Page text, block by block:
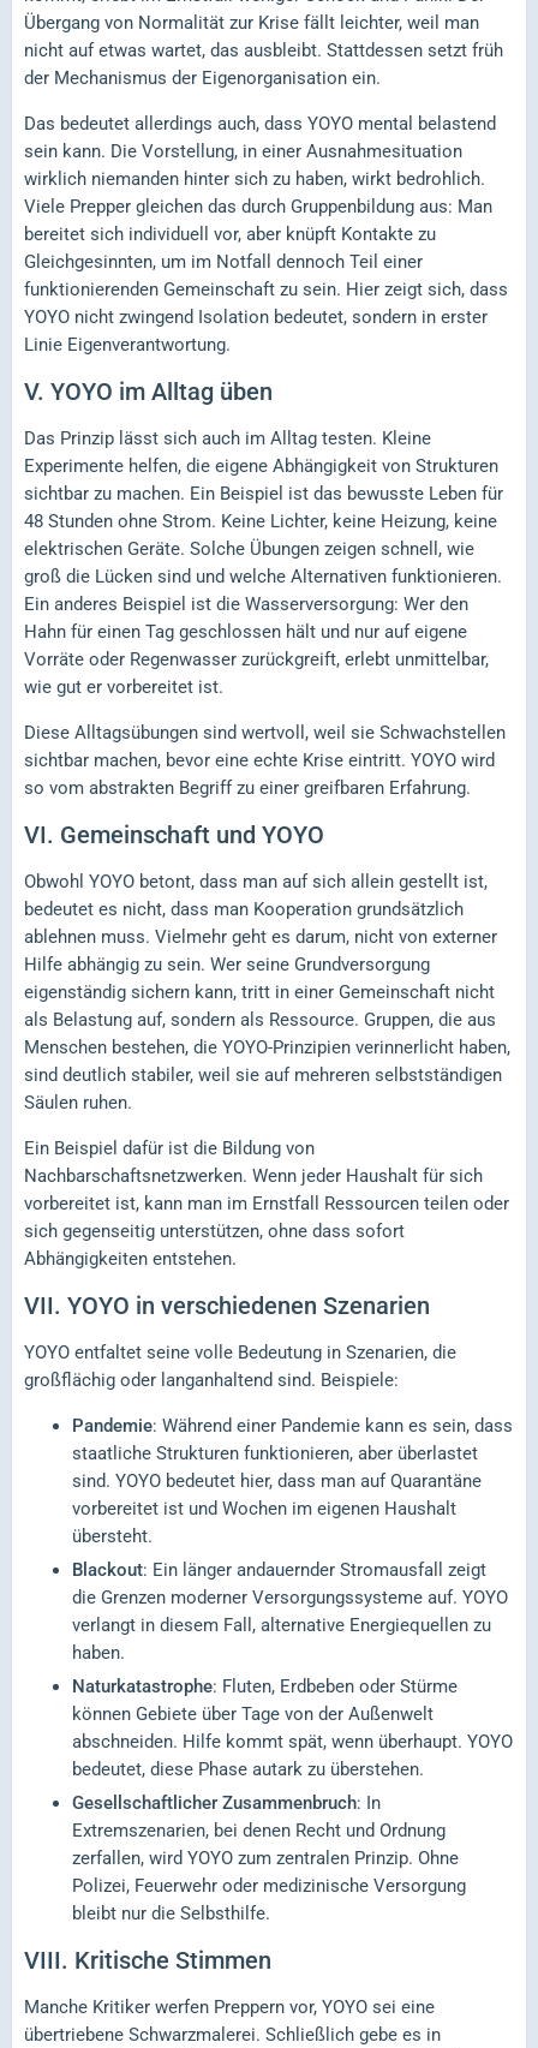
Übergang von Normalität zur Krise fällt leichter, weil man
nicht auf etwas wartet, das ausbleibt. Stattdessen setzt früh
der Mechanismus der Eigenorganisation ein.
Das bedeutet allerdings auch, dass YOYO mental belastend
sein kann. Die Vorstellung, in einer Ausnahmesituation
wirklich niemanden hinter sich zu haben, wirkt bedrohlich.
Viele Prepper gleichen das durch Gruppenbildung aus: Man
bereitet sich individuell vor, aber knüpft Kontakte zu
Gleichgesinnten, um im Notfall dennoch Teil einer
funktionierenden Gemeinschaft zu sein. Hier zeigt sich, dass
YOYO nicht zwingend Isolation bedeutet, sondern in erster
Linie Eigenverantwortung.
V. YOYO im Alltag üben
Das Prinzip lässt sich auch im Alltag testen. Kleine
Experimente helfen, die eigene Abhängigkeit von Strukturen
sichtbar zu machen. Ein Beispiel ist das bewusste Leben für
48 Stunden ohne Strom. Keine Lichter, keine Heizung, keine
elektrischen Geräte. Solche Übungen zeigen schnell, wie
groß die Lücken sind und welche Alternativen funktionieren.
Ein anderes Beispiel ist die Wasserversorgung: Wer den
Hahn für einen Tag geschlossen hält und nur auf eigene
Vorräte oder Regenwasser zurückgreift, erlebt unmittelbar,
wie gut er vorbereitet ist.
Diese Alltagsübungen sind wertvoll, weil sie Schwachstellen
sichtbar machen, bevor eine echte Krise eintritt. YOYO wird
so vom abstrakten Begriff zu einer greifbaren Erfahrung.
VI. Gemeinschaft und YOYO
Obwohl YOYO betont, dass man auf sich allein gestellt ist,
bedeutet es nicht, dass man Kooperation grundsätzlich
ablehnen muss. Vielmehr geht es darum, nicht von externer
Hilfe abhängig zu sein. Wer seine Grundversorgung
eigenständig sichern kann, tritt in einer Gemeinschaft nicht
als Belastung auf, sondern als Ressource. Gruppen, die aus
Menschen bestehen, die YOYO-Prinzipien verinnerlicht haben,
sind deutlich stabiler, weil sie auf mehreren selbstständigen
Säulen ruhen.
Ein Beispiel dafür ist die Bildung von
Nachbarschaftsnetzwerken. Wenn jeder Haushalt für sich
vorbereitet ist, kann man im Ernstfall Ressourcen teilen oder
sich gegenseitig unterstützen, ohne dass sofort
Abhängigkeiten entstehen.
VII. YOYO in verschiedenen Szenarien
YOYO entfaltet seine volle Bedeutung in Szenarien, die
großflächig oder langanhaltend sind. Beispiele:
Pandemie: Während einer Pandemie kann es sein, dass
staatliche Strukturen funktionieren, aber überlastet
sind. YOYO bedeutet hier, dass man auf Quarantäne
vorbereitet ist und Wochen im eigenen Haushalt
übersteht.
Blackout: Ein länger andauernder Stromausfall zeigt
die Grenzen moderner Versorgungssysteme auf. YOYO
verlangt in diesem Fall, alternative Energiequellen zu
haben.
Naturkatastrophe: Fluten, Erdbeben oder Stürme
können Gebiete über Tage von der Außenwelt
abschneiden. Hilfe kommt spät, wenn überhaupt. YOYO
bedeutet, diese Phase autark zu überstehen.
Gesellschaftlicher Zusammenbruch: In
Extremszenarien, bei denen Recht und Ordnung
zerfallen, wird YOYO zum zentralen Prinzip. Ohne
Polizei, Feuerwehr oder medizinische Versorgung
bleibt nur die Selbsthilfe.
VIII. Kritische Stimmen
Manche Kritiker werfen Preppern vor, YOYO sei eine
übertriebene Schwarzmalerei. Schließlich gebe es in